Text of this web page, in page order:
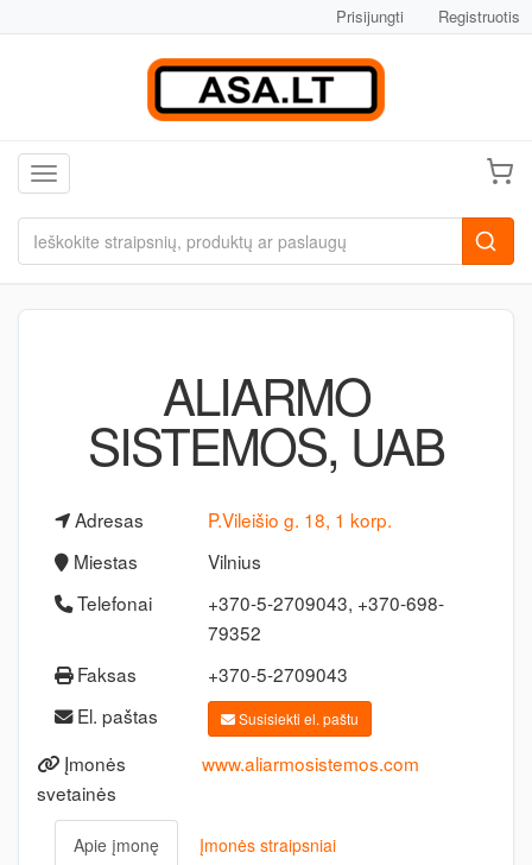
Prisijungti Registruotis
Toggle navigation
ALIARMO
SISTEMOS, UAB
Adresas
P.Vileišio g. 18, 1 korp.
Miestas
Vilnius
Telefonai
+370-5-2709043, +370-698-
79352
Faksas
+370-5-2709043
El. paštas
Susisiekti el. paštu
Įmonės
svetainės
www.aliarmosistemos.com
Apie įmonę Įmonės straipsniai